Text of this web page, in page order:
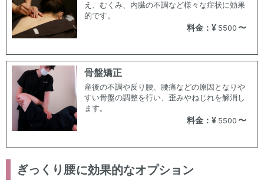
え、むくみ、内臓の不調など様々な症状に効果
的です。
料金：¥ 5500〜
骨盤矯正
産後の不調や反り腰、腰痛などの原因となりや
すい骨盤の調整を行い、歪みやねじれを解消し
ます。
料金：¥ 5500〜
ぎっくり腰に効果的なオプション